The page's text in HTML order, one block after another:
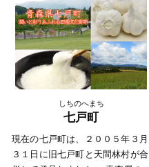
に引き継ぐための取り組みをして
います。
しちのへまち
七戸町
現在の七戸町は、２００５年３月
３１日に旧七戸町と天間林村が合